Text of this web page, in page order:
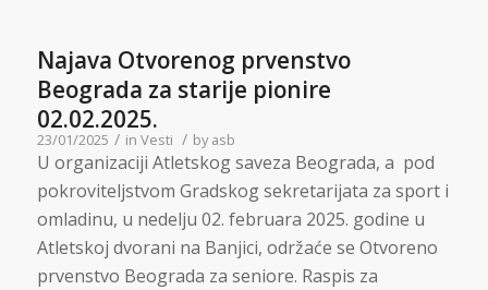
Najava Otvorenog prvenstvo
Beograda za starije pionire
02.02.2025.
23/01/2025 / in Vesti / byasb
U organizaciji Atletskog saveza Beograda, a pod
pokroviteljstvom Gradskog sekretarijata za sport i
omladinu, u nedelju 02. februara 2025. godine u
Atletskoj dvorani na Banjici, održaće se Otvoreno
prvenstvo Beograda za seniore. Raspis za